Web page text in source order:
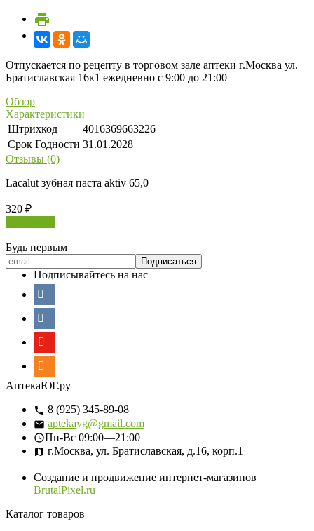
Отпускается по рецепту в торговом зале аптеки г.Москва ул.
Братиславская 16к1 ежедневно с 9:00 до 21:00
Обзор
Характеристики
Штрихкод
4016369663226
Срок Годности 31.01.2028
Отзывы (0)
Lacalut зубная паста aktiv 65,0
320 ₽
Будь первым
Подписывайтесь на нас
АптекаЮГ.ру
8 (925) 345-89-08
aptekayg@gmail.com
Пн-Вс 09:00—21:00
г.Москва, ул. Братиславская, д.16, корп.1
Создание и продвижение интернет-магазинов
BrutalPixel.ru
Каталог товаров